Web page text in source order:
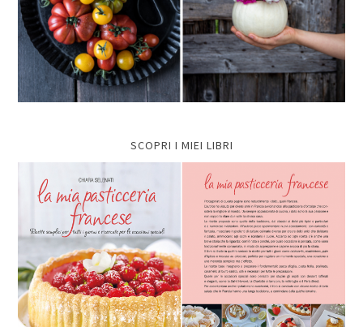
SCOPRI I MIEI LIBRI